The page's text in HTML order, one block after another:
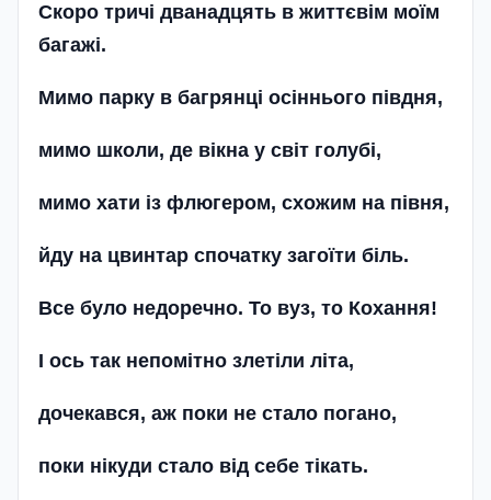
Скоро тричі дванадцять в життєвім моїм
багажі.
Мимо парку в багрянці осіннього півдня,
мимо школи, де вікна у світ голубі,
мимо хати із флюгером, схожим на півня,
йду на цвинтар спочатку загоїти біль.
Все було недоречно. То вуз, то Кохання!
І ось так непомітно злетіли літа,
дочекався, аж поки не стало погано,
поки нікуди стало від себе тікать.